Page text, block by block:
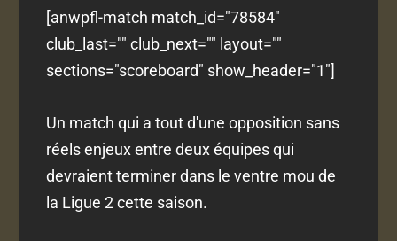
[anwpfl-match match_id="78584"
club_last="" club_next="" layout=""
sections="scoreboard" show_header="1"]
Un match qui a tout d'une opposition sans
réels enjeux entre deux équipes qui
devraient terminer dans le ventre mou de
la Ligue 2 cette saison.